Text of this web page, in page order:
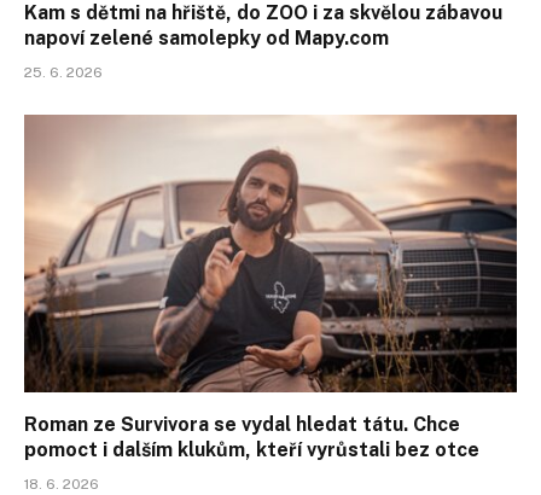
Kam s dětmi na hřiště, do ZOO i za skvělou zábavou
napoví zelené samolepky od Mapy.com
25. 6. 2026
Roman ze Survivora se vydal hledat tátu. Chce
pomoct i dalším klukům, kteří vyrůstali bez otce
18. 6. 2026